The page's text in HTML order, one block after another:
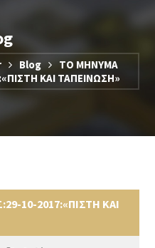
Blog
ΤΟ ΜΗΝΥΜΑ
ΚΑΙ ΤΑΠΕΙΝΩΣΗ»
10-2017:«ΠΙΣΤΗ ΚΑΙ